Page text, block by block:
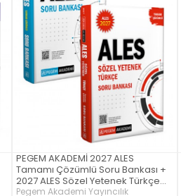
PEGEM AKADEMİ 2027 ALES
Tamamı Çözümlü Soru Bankası +
2027 ALES Sözel Yetenek Türkçe
Tamamı Çözümlü Soru Bankası
Pegem Akademi Yayıncılık